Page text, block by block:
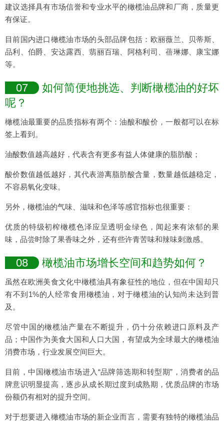
建议选择具有市场信誉和专业水平的橄榄油品牌和厂商，质量更
有保证。
目前国内进口橄榄油市场的头部品牌包括：欧丽薇兰、贝蒂斯、
品利、伯爵、安达露西、翡丽百瑞、阿格利司、蓓琳娜、康宝娜
等。
07 如何简便地挑选、判断橄榄油的好坏
呢？
橄榄油最重要的品质指标有两个：油酸和酸价，一般都可以在标
签上看到。
油酸数值越高越好，代表含有更多有益人体健康的脂肪酸；
酸价数值越低越好，其代表游离脂肪酸含量，数量越低越稳定，
不容易氧化变味。
另外，橄榄油的气味、滋味和色泽等感官指标也很重要：
优质的特级初榨橄榄色泽应呈透明金绿色，闻起来有浓郁的果
味，品尝时除了果香味之外，还有些许青苦味和辣味刺激感。
08 橄榄油市场增长空间和趋势如何？
虽然在欧洲美食文化中橄榄油具有象征性的地位，但在中国却只
有不到1%的人经常食用橄榄油，对于橄榄油的认知尚未达到普
及。
尽管中国的橄榄油产量在不断提升，仍十分依赖进口原料及产
品；中国作为美食大国和人口大国，有望成为全球最大的橄榄油
消费市场，行业发展空间巨大。
目前，中国橄榄油市场进入“品牌筛选期和转型期”，消费者的品
牌意识明显提高，逐步从成长期过度到成熟期，优质品牌的市场
份额仍有相对的提升空间。
对于想要进入橄榄油市场的新企业而言，需要有独特的橄榄油品